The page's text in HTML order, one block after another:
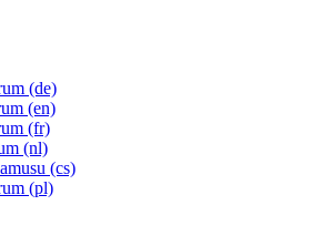
(de)
(en)
(fr)
(nl)
(cs)
(pl)